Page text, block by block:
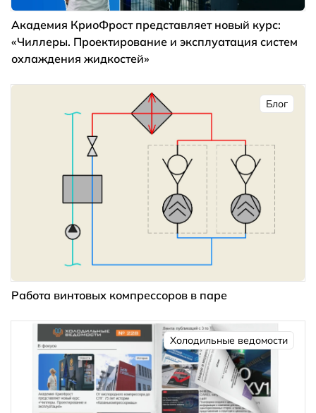
Академия КриоФрост представляет новый курс:
«Чиллеры. Проектирование и эксплуатация систем
охлаждения жидкостей»
Блог
Работа винтовых компрессоров в паре
Холодильные ведомости